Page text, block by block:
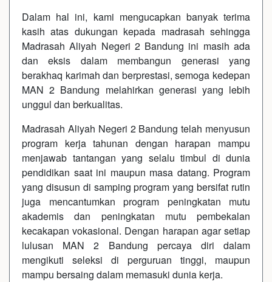
Dalam hal ini, kami mengucapkan banyak terima
kasih atas dukungan kepada madrasah sehingga
Madrasah Aliyah Negeri 2 Bandung ini masih ada
dan eksis dalam membangun generasi yang
berakhaq karimah dan berprestasi, semoga kedepan
MAN 2 Bandung melahirkan generasi yang lebih
unggul dan berkualitas.
Madrasah Aliyah Negeri 2 Bandung telah menyusun
program kerja tahunan dengan harapan mampu
menjawab tantangan yang selalu timbul di dunia
pendidikan saat ini maupun masa datang. Program
yang disusun di samping program yang bersifat rutin
juga mencantumkan program peningkatan mutu
akademis dan peningkatan mutu pembekalan
kecakapan vokasional. Dengan harapan agar setiap
lulusan MAN 2 Bandung percaya diri dalam
mengikuti seleksi di perguruan tinggi, maupun
mampu bersaing dalam memasuki dunia kerja.